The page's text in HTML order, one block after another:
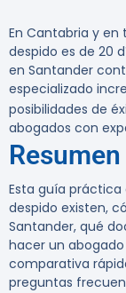
En Cantabria y en
despido es de 20
en Santander
especializado
posibilidades de
abogados con
Esta guía práctica
despido existen,
Santander, qué
hacer un
comparativa
preguntas